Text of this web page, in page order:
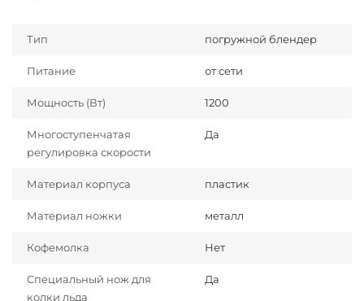
Тип погружной блендер
Питание от сети
Мощность (Вт) 1200
Многоступенчатая
регулировка скорости
Да
Материал корпуса пластик
Материал ножки металл
Кофемолка Нет
Специальный нож для
колки льда
Да